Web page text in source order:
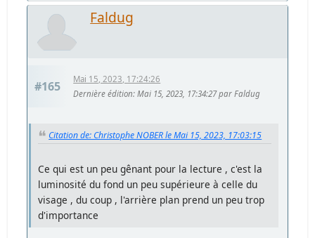
Faldug
#165
Mai 15, 2023, 17:24:26
Dernière édition: Mai 15, 2023, 17:34:27 par Faldug
Citation de: Christophe NOBER le Mai 15, 2023, 17:03:15
Ce qui est un peu gênant pour la lecture , c'est la
luminosité du fond un peu supérieure à celle du
visage , du coup , l'arrière plan prend un peu trop
d'importance